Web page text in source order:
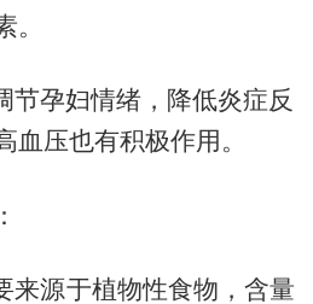
。
节孕妇情绪，降低炎症反
血压也有积极作用。
来源于植物性食物，含量